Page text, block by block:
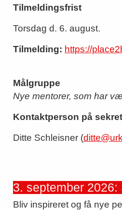
Tilmeldingsfrist
Torsdag d. 6. august.
Tilmelding: https://
Målgruppe
Nye mentorer, som har
Kontaktperson på
Ditte Schleisner (
3. september
Bliv inspireret og få nye